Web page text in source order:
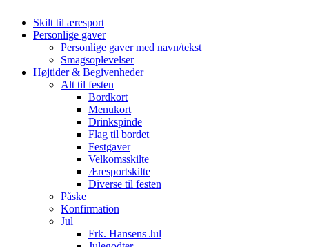
Skilt til æresport
Personlige gaver
Personlige gaver med navn/tekst
Smagsoplevelser
Højtider & Begivenheder
Alt til festen
Bordkort
Menukort
Drinkspinde
Flag til bordet
Festgaver
Velkomsskilte
Æresportskilte
Diverse til festen
Påske
Konfirmation
Jul
Frk. Hansens Jul